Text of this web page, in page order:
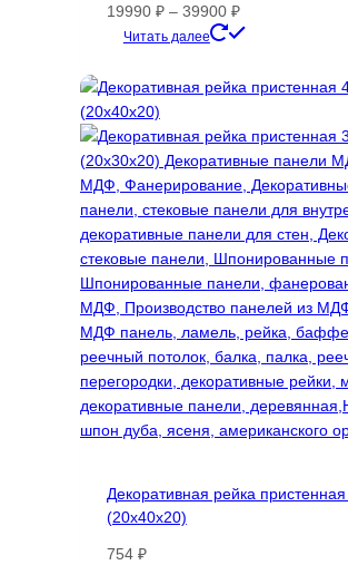
19990 ₽ – 39900 ₽Диапазон
цен:
–
Читать далее
имеет
вариаций.
Опции
можно
выбрать
на
странице
товара.
Декоративная рейка
(20х40х20)
754 ₽